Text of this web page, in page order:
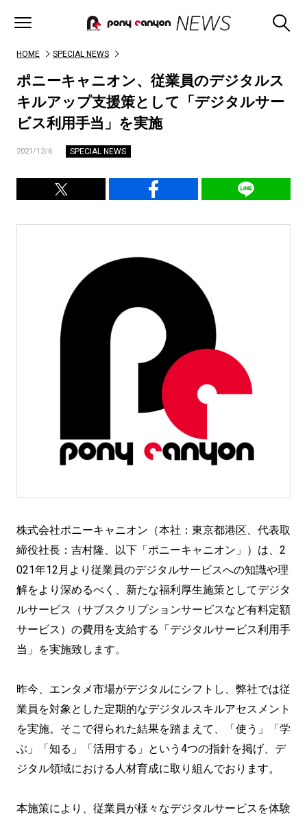
HOME SPECIAL NEWS
ポニーキャニオン、従業員のデジタルス
キルアップ支援策として「デジタルサー
ビス利用手当」を実施
2021/12/6 SPECIAL NEWS
株式会社ポニーキャニオン（本社：東京都港区、代表取
締役社長：吉村隆、以下「ポニーキャニオン」）は、2
021年12月より従業員のデジタルサービスへの知識や理
解をより深めるべく、新たな福利厚生施策としてデジタ
ルサービス（サブスクリプションサービスなど有料定額
サービス）の費用を支給する「デジタルサービス利用手
当」を実施致します。
昨今、エンタメ市場がデジタルにシフトし、弊社では従
業員を対象とした定期的なデジタルスキルアセスメント
を実施。そこで得られた結果を踏まえて、「使う」「学
ぶ」「知る」「活⽤する」という4つの指針を掲げ、デ
ジタル領域における人材育成に取り組んでおります。
本施策により、従業員が様々なデジタルサービスを体験